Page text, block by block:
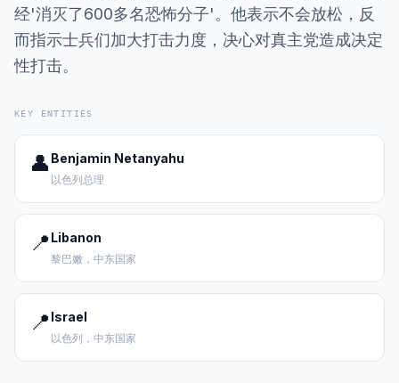
经'消灭了600多名恐怖分子'。他表示不会放松，反
而指示士兵们加大打击力度，决心对真主党造成决定
性打击。
KEY ENTITIES
👤 Benjamin Netanyahu
以色列总理
📍 Libanon
黎巴嫩，中东国家
📍 Israel
以色列，中东国家